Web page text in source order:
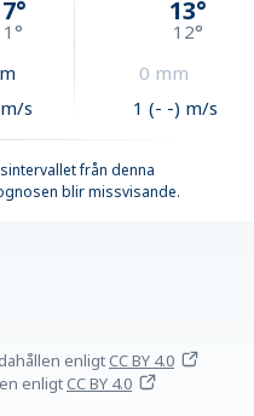
°
°
s
13°
12°
0 mm
1 (- -) m/s
från denna
blir missvisande.
enligtCC BY 4.0
enligtCC BY 4.0